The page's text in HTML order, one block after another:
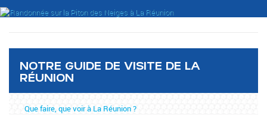
NOTRE GUIDE DE VISITE DE LA
RÉUNION
Que faire, que voir à La Réunion ?